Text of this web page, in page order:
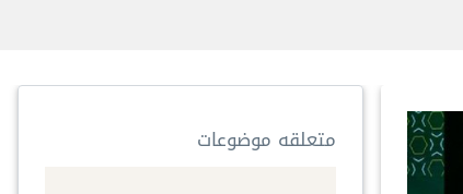
متعلقه موضوعات